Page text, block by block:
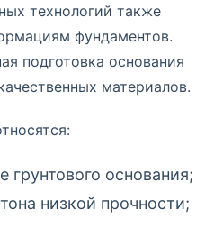
технологий также
фундаментов.
подготовка основания
материалов.
грунтового основания;
низкой прочности;